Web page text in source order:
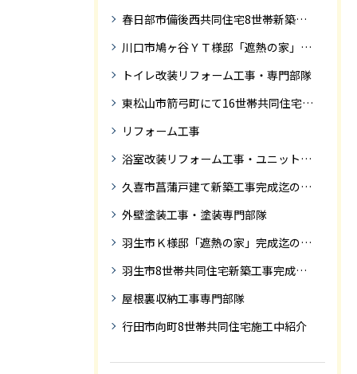
春日部市備後西共同住宅8世帯新築工事完成迄の紹介です。
川口市鳩ヶ谷ＹＴ様邸「遮熱の家」工事状況
トイレ改装リフォーム工事・専門部隊
東松山市箭弓町にて16世帯共同住宅新築工事完成迄の紹介です。
リフォーム工事
浴室改装リフォーム工事・ユニットバス専門部隊
久喜市菖蒲戸建て新築工事完成迄の紹介
外壁塗装工事・塗装専門部隊
羽生市Ｋ様邸「遮熱の家」完成迄の紹介です
羽生市8世帯共同住宅新築工事完成迄の紹介
屋根裏収納工事専門部隊
行田市向町8世帯共同住宅施工中紹介